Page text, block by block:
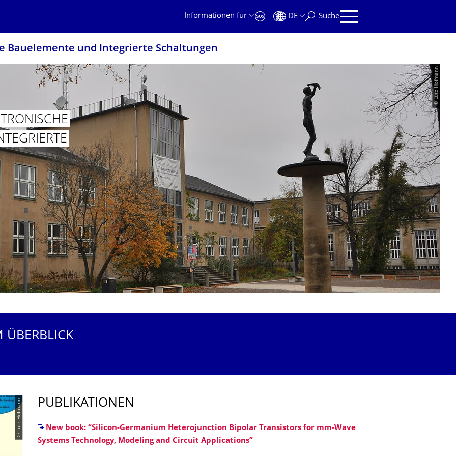
Informationen für
DE Suche
Bauelemente und Integrierte Schaltungen
© Lutz Hofmann
ELEKTRONISCHE BAUELEMENTE UND INTEGRIERTE SCHALTUNGEN
ÜBERBLICK
© Lutz Hofmann PUBLIKATIONEN
New book: “Silicon-Germanium Heterojunction Bipolar Transistors for mm-Wave
Systems Technology, Modeling and Circuit Applications”